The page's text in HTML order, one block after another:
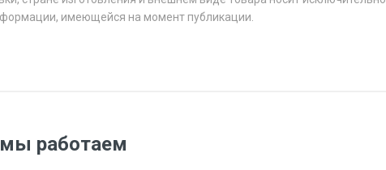
имеющейся на момент публикации.
работаем